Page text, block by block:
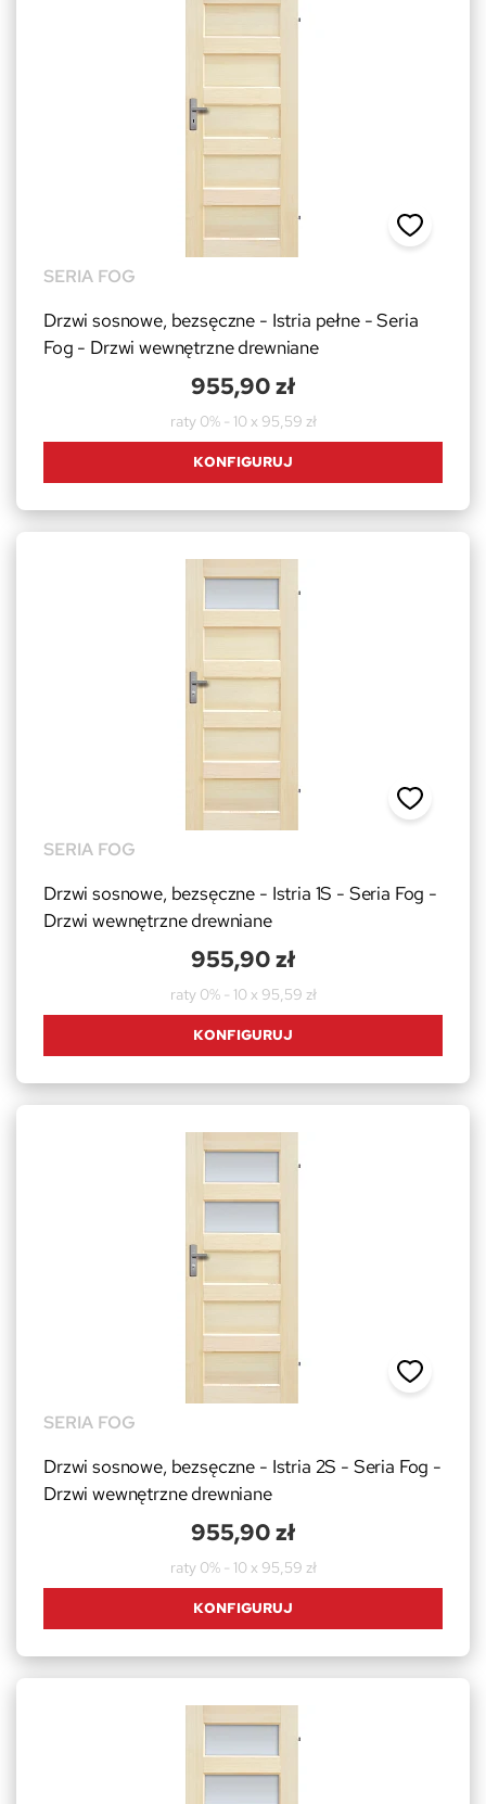
SERIA FOG
Drzwi sosnowe, bezsęczne - Istria pełne - Seria
Fog - Drzwi wewnętrzne drewniane
955,90 zł
raty 0% - 10 x 95,59 zł
KONFIGURUJ
SERIA FOG
Drzwi sosnowe, bezsęczne - Istria 1S - Seria Fog -
Drzwi wewnętrzne drewniane
955,90 zł
raty 0% - 10 x 95,59 zł
KONFIGURUJ
SERIA FOG
Drzwi sosnowe, bezsęczne - Istria 2S - Seria Fog -
Drzwi wewnętrzne drewniane
955,90 zł
raty 0% - 10 x 95,59 zł
KONFIGURUJ